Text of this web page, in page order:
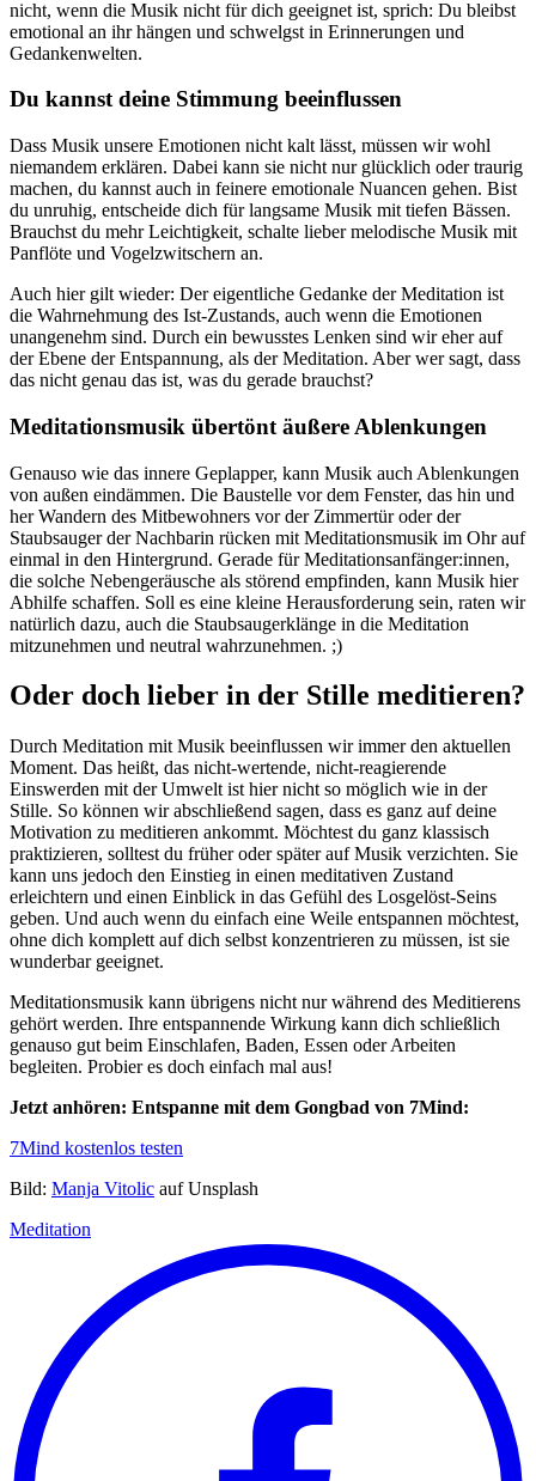
nicht, wenn die Musik nicht für dich geeignet ist, sprich: Du bleibst
emotional an ihr hängen und schwelgst in Erinnerungen und
Gedankenwelten.
Du kannst deine Stimmung beeinflussen
Dass Musik unsere Emotionen nicht kalt lässt, müssen wir wohl
niemandem erklären. Dabei kann sie nicht nur glücklich oder traurig
machen, du kannst auch in feinere emotionale Nuancen gehen. Bist
du unruhig, entscheide dich für langsame Musik mit tiefen Bässen.
Brauchst du mehr Leichtigkeit, schalte lieber melodische Musik mit
Panflöte und Vogelzwitschern an.
Auch hier gilt wieder: Der eigentliche Gedanke der Meditation ist
die Wahrnehmung des Ist-Zustands, auch wenn die Emotionen
unangenehm sind. Durch ein bewusstes Lenken sind wir eher auf
der Ebene der Entspannung, als der Meditation. Aber wer sagt, dass
das nicht genau das ist, was du gerade brauchst?
Meditationsmusik übertönt äußere Ablenkungen
Genauso wie das innere Geplapper, kann Musik auch Ablenkungen
von außen eindämmen. Die Baustelle vor dem Fenster, das hin und
her Wandern des Mitbewohners vor der Zimmertür oder der
Staubsauger der Nachbarin rücken mit Meditationsmusik im Ohr auf
einmal in den Hintergrund. Gerade für Meditationsanfänger:innen,
die solche Nebengeräusche als störend empfinden, kann Musik hier
Abhilfe schaffen. Soll es eine kleine Herausforderung sein, raten wir
natürlich dazu, auch die Staubsaugerklänge in die Meditation
mitzunehmen und neutral wahrzunehmen. ;)
Oder doch lieber in der Stille meditieren?
Durch Meditation mit Musik beeinflussen wir immer den aktuellen
Moment. Das heißt, das nicht-wertende, nicht-reagierende
Einswerden mit der Umwelt ist hier nicht so möglich wie in der
Stille. So können wir abschließend sagen, dass es ganz auf deine
Motivation zu meditieren ankommt. Möchtest du ganz klassisch
praktizieren, solltest du früher oder später auf Musik verzichten. Sie
kann uns jedoch den Einstieg in einen meditativen Zustand
erleichtern und einen Einblick in das Gefühl des Losgelöst-Seins
geben. Und auch wenn du einfach eine Weile entspannen möchtest,
ohne dich komplett auf dich selbst konzentrieren zu müssen, ist sie
wunderbar geeignet.
Meditationsmusik kann übrigens nicht nur während des Meditierens
gehört werden. Ihre entspannende Wirkung kann dich schließlich
genauso gut beim Einschlafen, Baden, Essen oder Arbeiten
begleiten. Probier es doch einfach mal aus!
Jetzt anhören: Entspanne mit dem Gongbad von 7Mind:
7Mind kostenlos testen
Bild: Manja Vitolic auf Unsplash
Meditation